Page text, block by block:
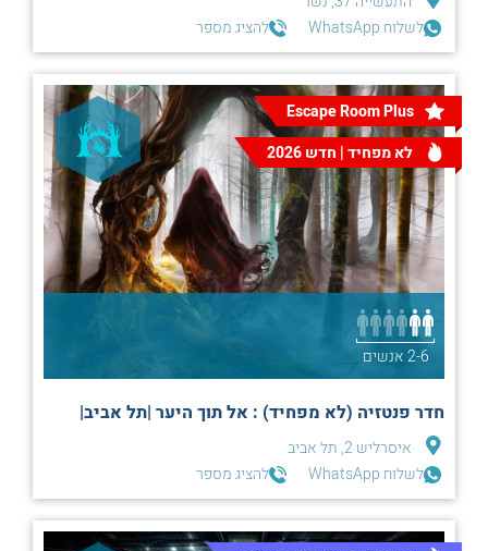
לשלוח WhatsApp
להציג מספר
Escape Room Plus
לא מפחיד | חדש 2026
2-6 אנשים
חדר פנטזיה (לא מפחיד) : אל תוך היער |תל אביב|
איסרליש 2, תל אביב
לשלוח WhatsApp
להציג מספר